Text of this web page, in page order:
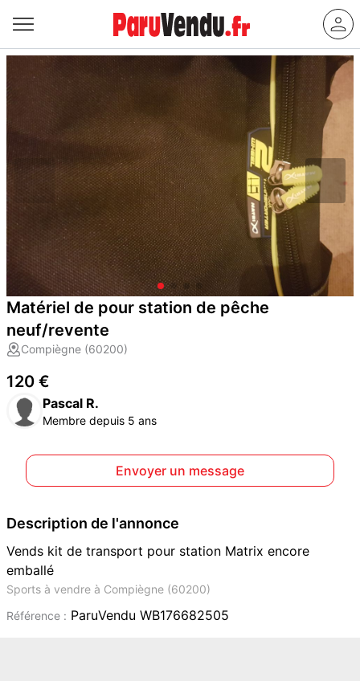
Matériel de pour station de pêche
neuf/revente
Compiègne (60200)
120 €
Pascal R.
Membre depuis 5 ans
Envoyer un message
Description de l'annonce
Vends kit de transport pour station Matrix encore
emballé
Sports à vendre à Compiègne (60200)
Référence : ParuVendu WB176682505